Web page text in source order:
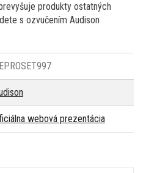
produkty ostatných
s ozvučením Audison
webová prezentácia